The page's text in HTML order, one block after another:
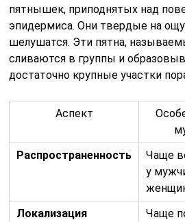
пятнышек, приподнятых над
эпидермиса. Они твердые на
шелушатся. Эти пятна,
сливаются в группы и
достаточно крупные участки
Аспект
Распространенность
Чаще
у
Локализация
Чаще